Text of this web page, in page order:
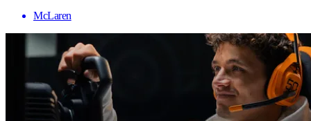
McLaren